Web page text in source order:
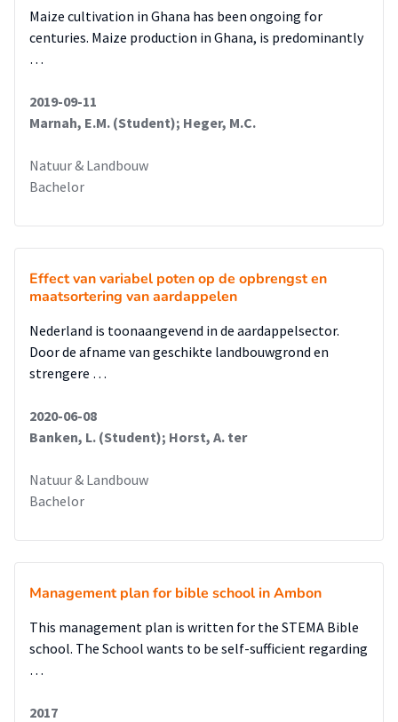
Maize cultivation in Ghana has been ongoing for
centuries. Maize production in Ghana, is predominantly
…
2019-09-11
Marnah, E.M. (Student); Heger, M.C.
Natuur & Landbouw
Bachelor
Effect van variabel poten op de opbrengst en
maatsortering van aardappelen
Nederland is toonaangevend in de aardappelsector.
Door de afname van geschikte landbouwgrond en
strengere …
2020-06-08
Banken, L. (Student); Horst, A. ter
Natuur & Landbouw
Bachelor
Management plan for bible school in Ambon
This management plan is written for the STEMA Bible
school. The School wants to be self-sufficient regarding
…
2017